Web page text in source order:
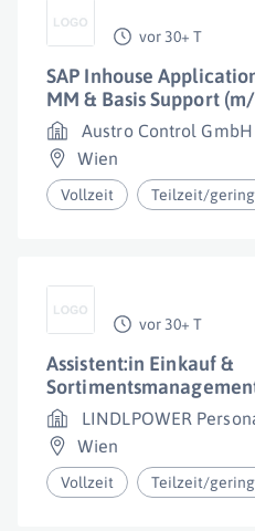
vor 30+ T
SAP Inhouse
MM & Basis Support
Austro Control GmbH
Wien
Vollzeit Teilzeit/
vor 30+ T
Assistent:in Einkauf &
LINDLPOWER
Wien
Vollzeit Teilzeit/